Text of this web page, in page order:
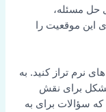
حل مسئله،
این موقعیت را
نرم تراز کنید. به
برای نقش
سؤالات برای به